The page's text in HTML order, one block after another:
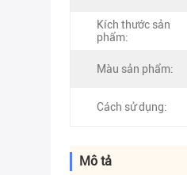
Kích thước sản
phẩm:
Màu sản phẩm:
Cách sử dụng:
Mô tả